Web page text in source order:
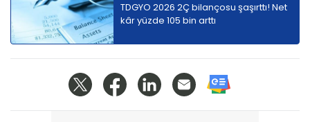
TDGYO 2026 2Ç bilançosu şaşırttı! Net
kâr yüzde 105 bin arttı